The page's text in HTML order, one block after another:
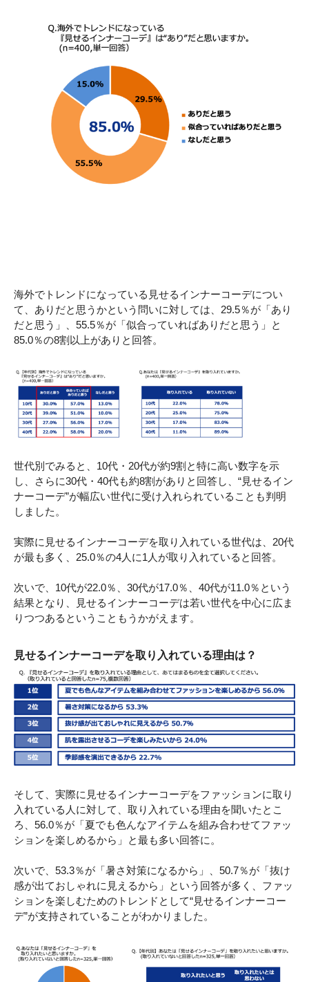
海外でトレンドになっている見せるインナーコーデについ
て、ありだと思うかという問いに対しては、29.5％が「あり
だと思う」、55.5％が「似合っていればありだと思う」と
85.0％の8割以上がありと回答。
世代別でみると、10代・20代が約9割と特に高い数字を示
し、さらに30代・40代も約8割がありと回答し、“見せるイン
ナーコーデ”が幅広い世代に受け入れられていることも判明
しました。
実際に見せるインナーコーデを取り入れている世代は、20代
が最も多く、25.0％の4人に1人が取り入れていると回答。
次いで、10代が22.0％、30代が17.0％、40代が11.0％という
結果となり、見せるインナーコーデは若い世代を中心に広ま
りつつあるということもうかがえます。
見せるインナーコーデを取り入れている理由は？
そして、実際に見せるインナーコーデをファッションに取り
入れている人に対して、取り入れている理由を聞いたとこ
ろ、56.0％が「夏でも色んなアイテムを組み合わせてファッ
ションを楽しめるから」と最も多い回答に。
次いで、53.3％が「暑さ対策になるから」、50.7％が「抜け
感が出ておしゃれに見えるから」という回答が多く、ファッ
ションを楽しむためのトレンドとして“見せるインナーコー
デ”が支持されていることがわかりました。